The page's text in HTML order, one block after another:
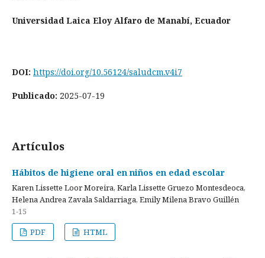
Universidad Laica Eloy Alfaro de Manabí, Ecuador
DOI: https://doi.org/10.56124/saludcm.v4i7
Publicado: 2025-07-19
Artículos
Hábitos de higiene oral en niños en edad escolar
Karen Lissette Loor Moreira, Karla Lissette Gruezo Montesdeoca,
Helena Andrea Zavala Saldarriaga, Emily Milena Bravo Guillén
1-15
PDF
HTML